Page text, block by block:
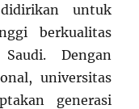
untuk
berkualitas
Dengan
universitas
generasi